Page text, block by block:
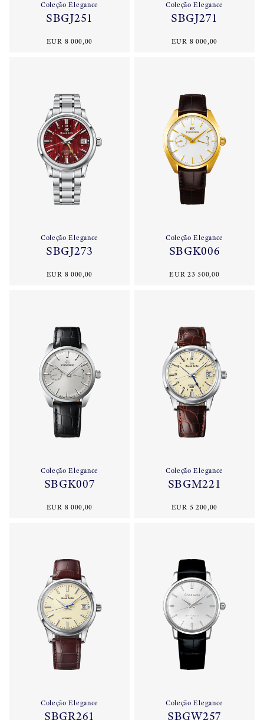
Coleção Elegance
SBGJ251
EUR 8 000,00
Coleção Elegance
SBGJ271
EUR 8 000,00
Coleção Elegance
SBGJ273
EUR 8 000,00
Coleção Elegance
SBGK006
EUR 23 500,00
Coleção Elegance
SBGK007
EUR 8 000,00
Coleção Elegance
SBGM221
EUR 5 200,00
Coleção Elegance
SBGR261
Coleção Elegance
SBGW257